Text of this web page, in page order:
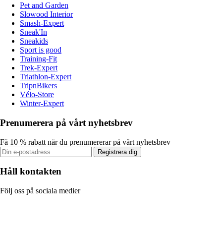
Pet and Garden
Slowood Interior
Smash-Expert
Sneak'In
Sneakids
Sport is good
Training-Fit
Trek-Expert
Triathlon-Expert
TripnBikers
Vélo-Store
Winter-Expert
Prenumerera på vårt nyhetsbrev
Få 10 % rabatt när du prenumererar på vårt nyhetsbrev
Registrera dig
Håll kontakten
Följ oss på sociala medier